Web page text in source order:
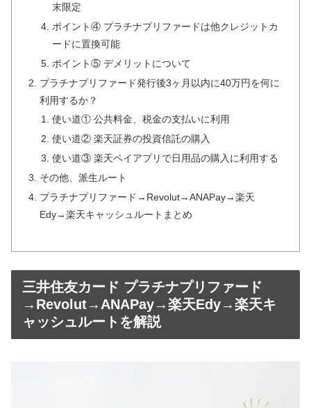
末限定
ポイント④ プラチナプリファードは他クレジットカ
ードに置換可能
ポイント⑤ デメリットについて
プラチナプリファード発行後3ヶ月以内に40万円を何に
利用するか？
使い道① 公共料金、税金の支払いに利用
使い道② 楽天証券の投資信託の購入
使い道③ 楽天ペイアプリで日用品の購入に利用する
その他、派生ルート
プラチナプリファード→Revolut→ANAPay→楽天
Edy→楽天キャッシュルートまとめ
三井住友カード プラチナプリファード
→Revolut→ANAPay→楽天Edy→楽天キ
ャッシュルートを解説